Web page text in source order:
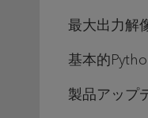
最大出力解
基本的
製品アップ